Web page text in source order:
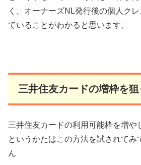
く、オーナーズNL発行後の個人ク
ていることがわかると思います。
三井住友カードの増枠を
三井住友カードの利用可能枠を増や
というかたはこの方法を試されてみ
ん